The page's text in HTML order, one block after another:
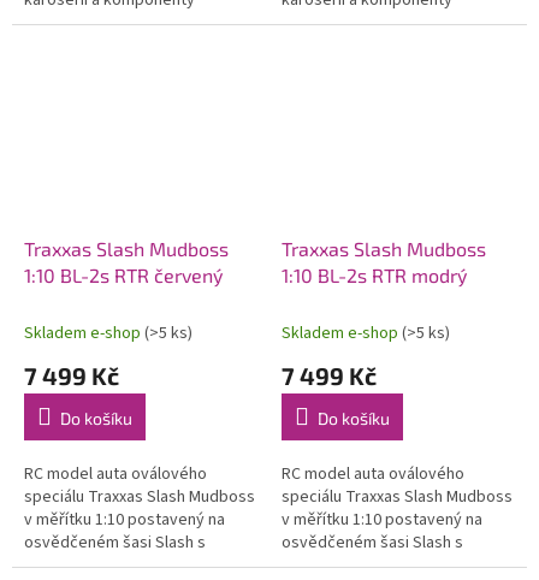
Extreme Heavy Duty pro
Extreme Heavy Duty pro
Traxxas Slash Mudboss
1:10 BL-2s RTR červený
Skladem e-shop (>5 ks)
7 499 Kč
Do košíku
RC model auta oválového
speciálu Traxxas Slash Mudboss
v měřítku 1:10 postavený na
osvědčeném šasi Slash s
náhonem 2WD a rychlostí až 56
Traxxas Slash Mudboss
1:10 BL-2s RTR modrý
Skladem e-shop (>5 ks)
7 499 Kč
Do košíku
RC model auta oválového
speciálu Traxxas Slash Mudboss
v měřítku 1:10 postavený na
osvědčeném šasi Slash s
náhonem 2WD a rychlostí až 56